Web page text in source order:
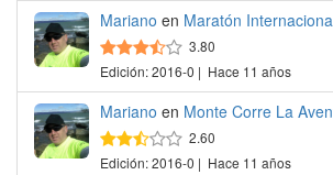
Mariano en Maratón
3.80
Edición: 2016-0 | Hace 11 años
Mariano en Monte Corre La
2.60
Edición: 2016-0 | Hace 11 años